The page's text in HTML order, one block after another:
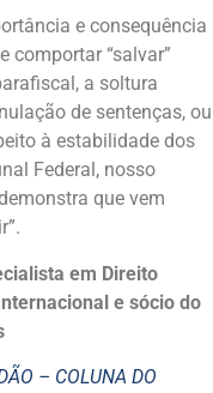
e consequência
comportar “salvar”
a soltura
de sentenças, ou
à estabilidade dos
Federal, nosso
que vem
em Direito
e sócio do
– COLUNA DO